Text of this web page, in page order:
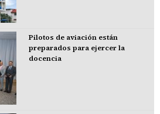
Pilotos de aviación están
preparados para ejercer la
docencia